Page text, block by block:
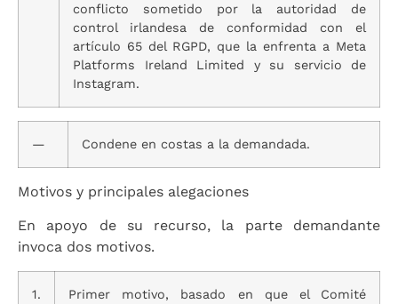
conflicto sometido por la autoridad de
control irlandesa de conformidad con el
artículo 65 del RGPD, que la enfrenta a Meta
Platforms Ireland Limited y su servicio de
Instagram.
— Condene en costas a la demandada.
Motivos y principales alegaciones
En apoyo de su recurso, la parte demandante
invoca dos motivos.
1. Primer motivo, basado en que el Comité